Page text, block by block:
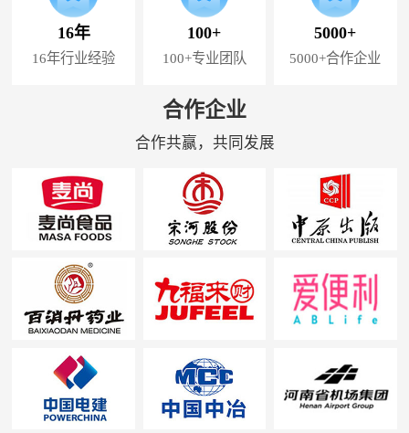
16年
16年行业经验
100+
100+专业团队
5000+
5000+合作企业
合作企业
合作共赢，共同发展